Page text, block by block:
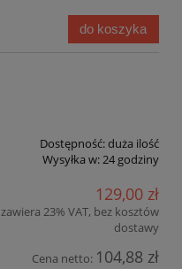
do koszyka
Dostępność:duża ilość
Wysyłka w:24 godziny
129,00 zł
zawiera 23% VAT, bez kosztów
dostawy
Cena netto: 104,88 zł